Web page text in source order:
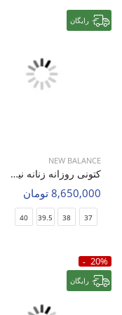
رایگان
NEW BALANCE
کتونی روزانه زنانه نیو بالانس NB 471 W
8,650,000 تومان
37
38
39.5
40
20%
رایگان